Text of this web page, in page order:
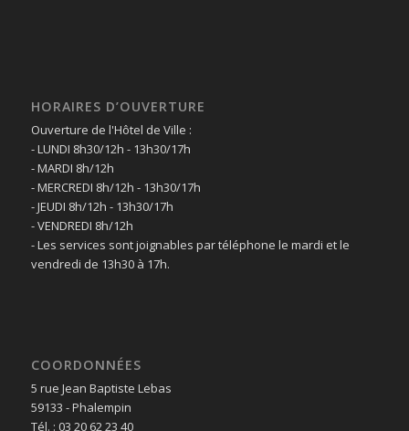
HORAIRES D’OUVERTURE
Ouverture de l'Hôtel de Ville :
- LUNDI 8h30/12h - 13h30/17h
- MARDI 8h/12h
- MERCREDI 8h/12h - 13h30/17h
- JEUDI 8h/12h - 13h30/17h
- VENDREDI 8h/12h
- Les services sont joignables par téléphone le mardi et le
vendredi de 13h30 à 17h.
COORDONNÉES
5 rue Jean Baptiste Lebas
59133 - Phalempin
Tél. : 03 20 62 23 40